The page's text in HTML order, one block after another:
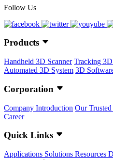
Follow Us
Products
Handheld 3D Scanner Tracking
Automated 3D System 3D
Corporation
Company Introduction Our Trusted
Career
Quick Links
Applications Solutions Resources